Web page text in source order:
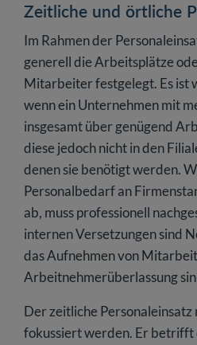
Zeitliche und örtliche
Im Rahmen der
generell die Arbeitsplätze
Mitarbeiter festgelegt. Es ist
wenn ein Unternehmen mit
insgesamt über genügend
diese jedoch nicht in den
denen sie benötigt werden.
Personalbedarf an
ab, muss professionell
internen Versetzungen sind
das Aufnehmen von
Arbeitnehmerüberlassung
Der zeitliche Personaleinsatz
fokussiert werden. Er